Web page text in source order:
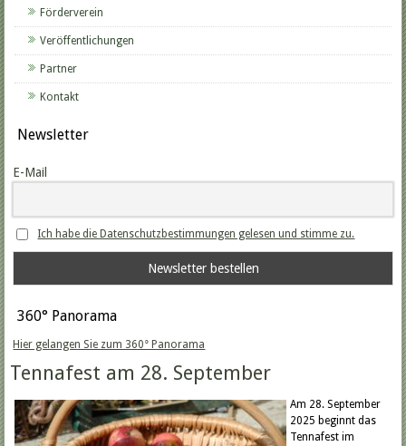
Förderverein
Veröffentlichungen
Partner
Kontakt
Newsletter
E-Mail
Ich habe die Datenschutzbestimmungen gelesen und stimme zu.
360° Panorama
Hier gelangen Sie zum 360° Panorama
Tennafest am 28. September
Am 28. September
2025 beginnt das
Tennafest im